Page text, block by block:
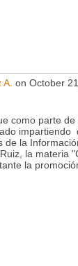
on October
como parte de
la
la materia
la